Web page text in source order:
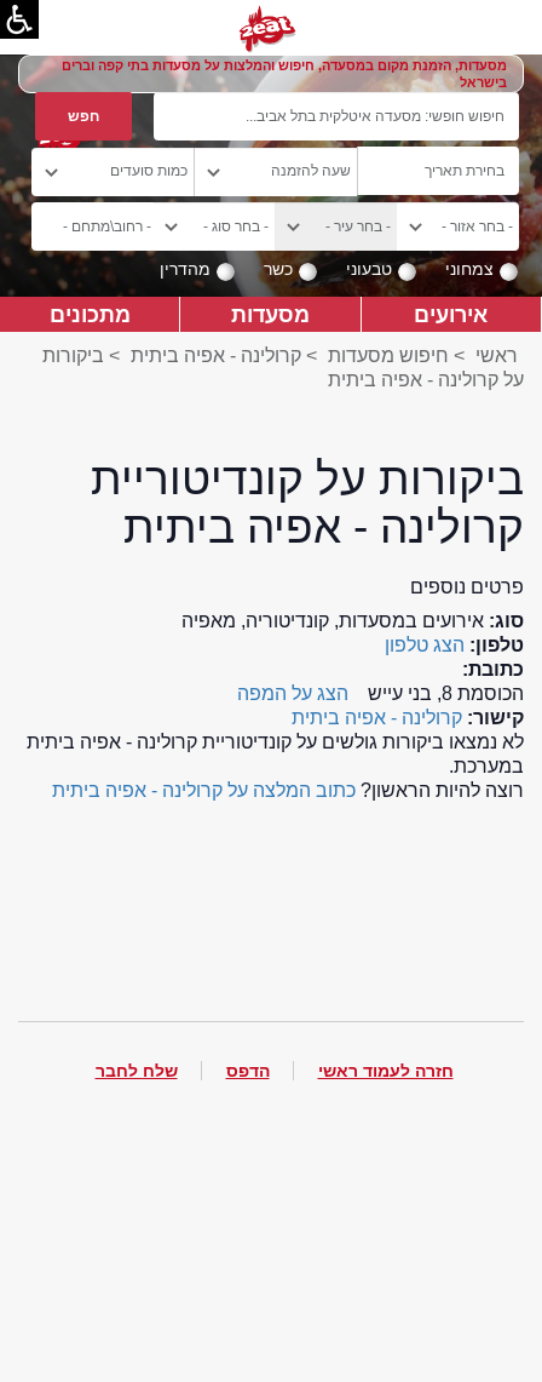
מסעדות, הזמנת מקום במסעדה, חיפוש והמלצות על מסעדות בתי קפה וברים
בישראל
צמחוני טבעוני כשר מהדרין
אירועים מסעדות מתכונים
ראשי > חיפוש מסעדות > קרולינה - אפיה ביתית > ביקורות
על קרולינה - אפיה ביתית
ביקורות על קונדיטוריית
קרולינה - אפיה ביתית
פרטים נוספים
סוג: אירועים במסעדות, קונדיטוריה, מאפיה
טלפון: הצג טלפון
כתובת:
הכוסמת 8, בני עייש
הצג על המפה
קישור: קרולינה - אפיה ביתית
לא נמצאו ביקורות גולשים על קונדיטוריית קרולינה - אפיה ביתית
במערכת.
רוצה להיות הראשון? כתוב המלצה על קרולינה - אפיה ביתית
חזרה לעמוד ראשי הדפס שלח לחבר